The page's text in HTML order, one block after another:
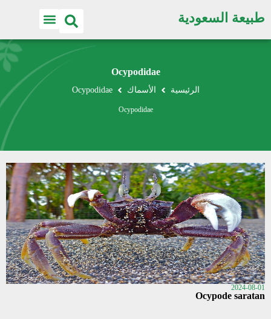
طبيعة السعودية
Ocypodidae
الرئيسية الأسماك Ocypodidae
Ocypodidae
2024-08-01
Ocypode saratan